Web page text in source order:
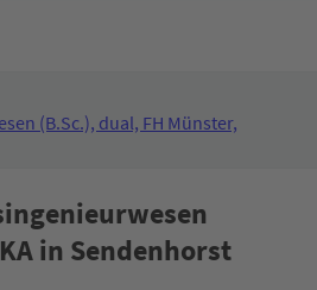
(B.Sc.), dual, FH Münster,
in Sendenhorst